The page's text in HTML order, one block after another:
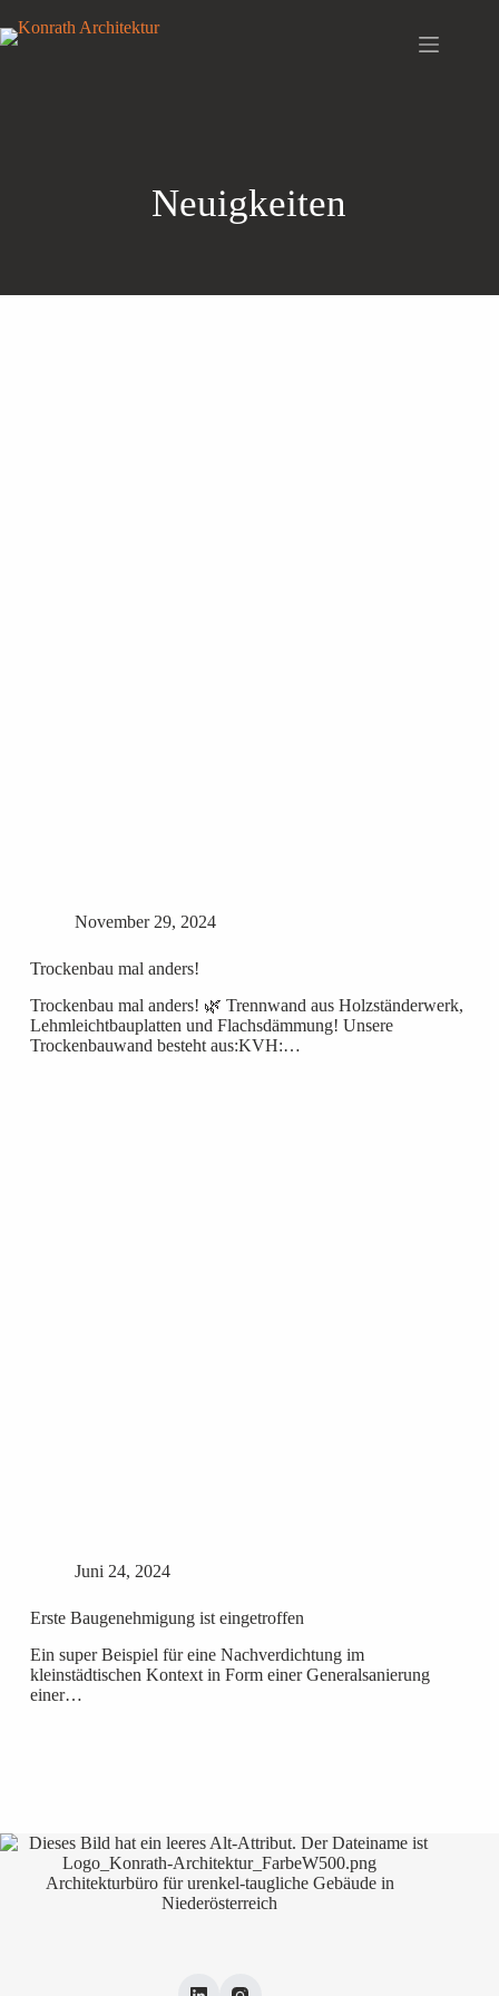
Neuigkeiten
November 29, 2024
Trockenbau mal anders!
Trockenbau mal anders! 🌿 Trennwand aus Holzständerwerk,
Lehmleichtbauplatten und Flachsdämmung! Unsere
Trockenbauwand besteht aus:KVH:…
Juni 24, 2024
Erste Baugenehmigung ist eingetroffen
Ein super Beispiel für eine Nachverdichtung im
kleinstädtischen Kontext in Form einer Generalsanierung
einer…
Architekturbüro für urenkel-taugliche Gebäude in
Niederösterreich